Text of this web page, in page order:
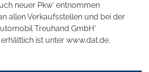
neuer Pkw' entnommen
allen Verkaufsstellen und bei der
Treuhand GmbH'
ist unter www.dat.de.